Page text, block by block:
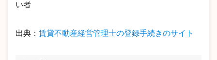
い者
出典： 賃貸不動産経営管理士の登録手続きのサイト